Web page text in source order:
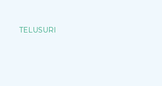
TELUSURI